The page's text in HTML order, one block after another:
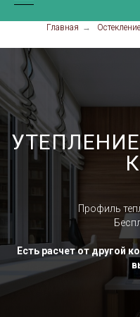
Главная →
Профиль
Есть расчет от другой